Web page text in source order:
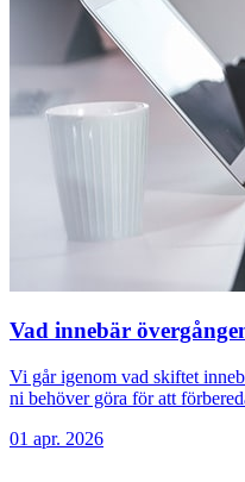
Vad innebär
Vi går igenom vad skiftet
ni behöver göra för att
01 apr. 2026